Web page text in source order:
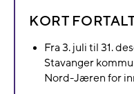
KORT
Fra 3. juli til 31.
Stavanger
Nord-Jæren for